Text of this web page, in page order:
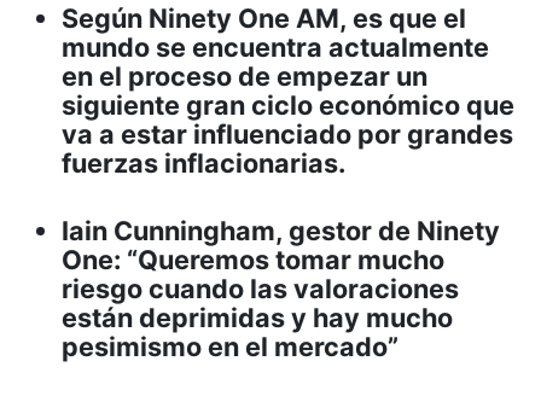
Según Ninety One AM, es que el
mundo se encuentra actualmente
en el proceso de empezar un
siguiente gran ciclo económico que
va a estar influenciado por grandes
fuerzas inflacionarias.
Iain Cunningham, gestor de Ninety
One: “Queremos tomar mucho
riesgo cuando las valoraciones
están deprimidas y hay mucho
pesimismo en el mercado”